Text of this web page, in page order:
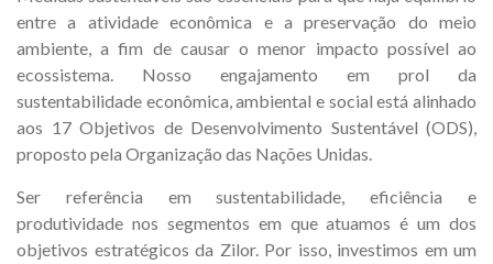
entre a atividade econômica e a preservação do meio
ambiente, a fim de causar o menor impacto possível ao
ecossistema. Nosso engajamento em prol da
sustentabilidade econômica, ambiental e social está alinhado
aos 17 Objetivos de Desenvolvimento Sustentável (ODS),
proposto pela Organização das Nações Unidas.
Ser referência em sustentabilidade, eficiência e
produtividade nos segmentos em que atuamos é um dos
objetivos estratégicos da Zilor. Por isso, investimos em um